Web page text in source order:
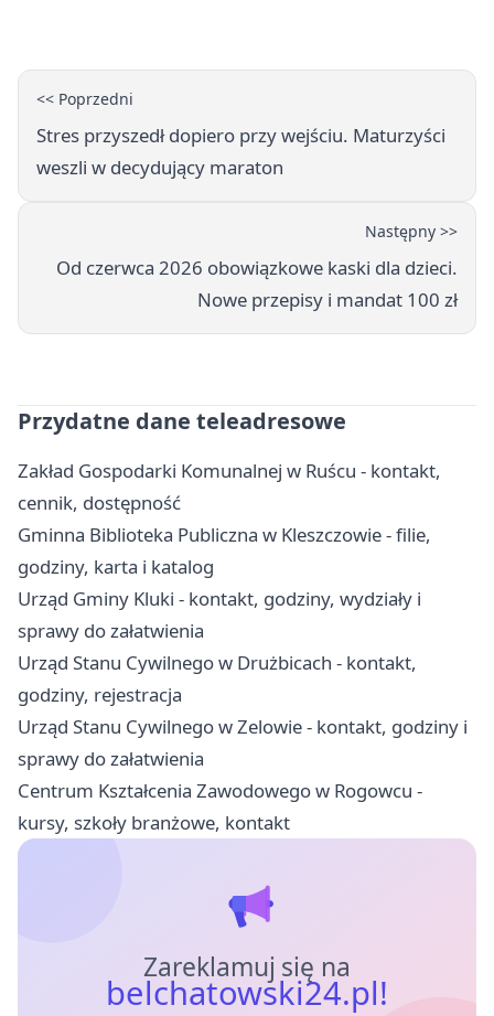
<< Poprzedni
Stres przyszedł dopiero przy wejściu. Maturzyści
weszli w decydujący maraton
Następny >>
Od czerwca 2026 obowiązkowe kaski dla dzieci.
Nowe przepisy i mandat 100 zł
Przydatne dane teleadresowe
Zakład Gospodarki Komunalnej w Ruścu - kontakt,
cennik, dostępność
Gminna Biblioteka Publiczna w Kleszczowie - filie,
godziny, karta i katalog
Urząd Gminy Kluki - kontakt, godziny, wydziały i
sprawy do załatwienia
Urząd Stanu Cywilnego w Drużbicach - kontakt,
godziny, rejestracja
Urząd Stanu Cywilnego w Zelowie - kontakt, godziny i
sprawy do załatwienia
Centrum Kształcenia Zawodowego w Rogowcu -
kursy, szkoły branżowe, kontakt
Zareklamuj się na
belchatowski24.pl!